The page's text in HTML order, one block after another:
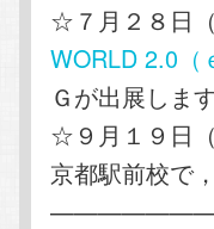
☆７月２８日
WORLD 2.0（
Ｇが出展しま
☆９月１９日
京都駅前校で，